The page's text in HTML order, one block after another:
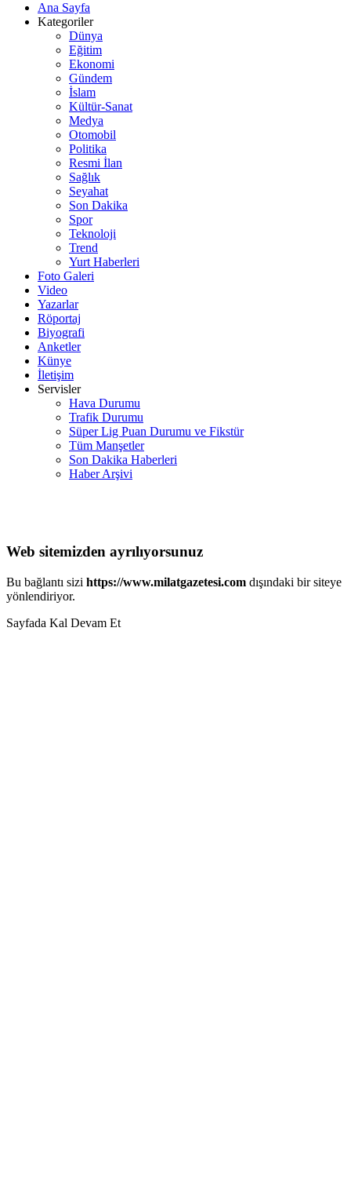
Ana Sayfa
Kategoriler
Dünya
Eğitim
Ekonomi
Gündem
İslam
Kültür-Sanat
Medya
Otomobil
Politika
Resmi İlan
Sağlık
Seyahat
Son Dakika
Spor
Teknoloji
Trend
Yurt Haberleri
Foto Galeri
Video
Yazarlar
Röportaj
Biyografi
Anketler
Künye
İletişim
Servisler
Hava Durumu
Trafik Durumu
Süper Lig Puan Durumu ve Fikstür
Tüm Manşetler
Son Dakika Haberleri
Haber Arşivi
Web sitemizden ayrılıyorsunuz
Bu bağlantı sizi https://www.milatgazetesi.com dışındaki bir siteye
yönlendiriyor.
Sayfada Kal Devam Et